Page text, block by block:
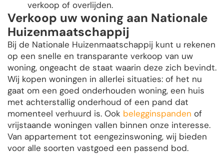
verkoop of overlijden.
Verkoop uw woning aan Nationale
Huizenmaatschappij
Bij de Nationale Huizenmaatschappij kunt u rekenen
op een snelle en transparante verkoop van uw
woning, ongeacht de staat waarin deze zich bevindt.
Wij kopen woningen in allerlei situaties: of het nu
gaat om een goed onderhouden woning, een huis
met achterstallig onderhoud of een pand dat
momenteel verhuurd is. Ook belegginspanden of
vrijstaande woningen vallen binnen onze interesse.
Van appartement tot eengezinswoning, wij bieden
voor alle soorten vastgoed een passend bod.